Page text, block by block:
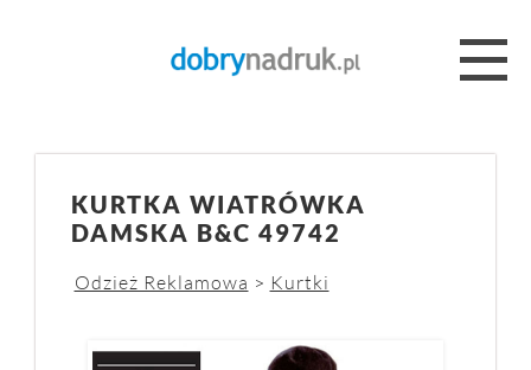
KURTKA WIATRÓWKA
DAMSKA B&C 49742
Odzież Reklamowa > Kurtki